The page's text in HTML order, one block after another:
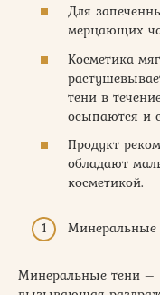
Для
мерцающих
Косметика
тени в
осыпаются и
Продукт
обладают
косметикой.
Минеральные
Минеральные тени –